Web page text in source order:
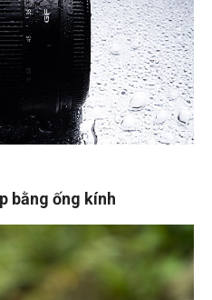
bằng ống kính